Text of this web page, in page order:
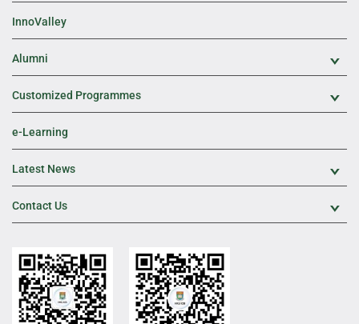
InnoValley
Alumni
Customized Programmes
e-Learning
Latest News
Contact Us